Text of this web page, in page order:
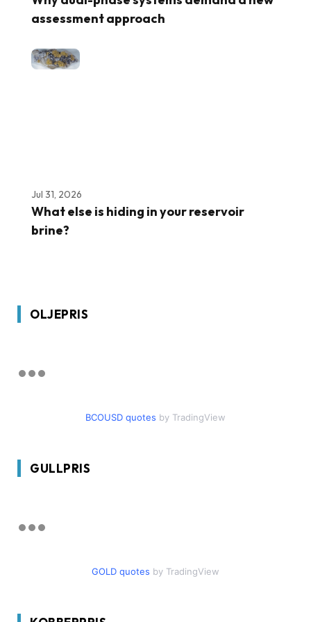
assessment approach
Jul 31, 2026
What else is hiding in your reservoir
brine?
OLJEPRIS
BCOUSD quotes by TradingView
GULLPRIS
GOLD quotes by TradingView